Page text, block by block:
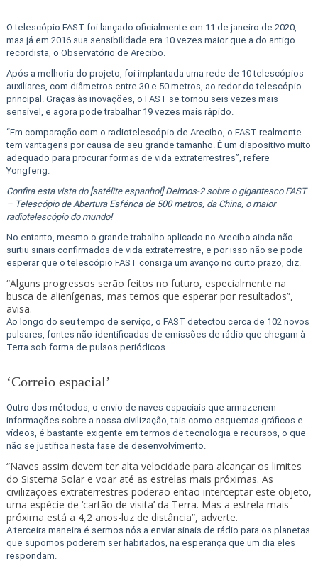
O telescópio FAST foi lançado oficialmente em 11 de janeiro de 2020,
mas já em 2016 sua sensibilidade era 10 vezes maior que a do antigo
recordista, o Observatório de Arecibo.
Após a melhoria do projeto, foi implantada uma rede de 10 telescópios
auxiliares, com diâmetros entre 30 e 50 metros, ao redor do telescópio
principal. Graças às inovações, o FAST se tornou seis vezes mais
sensível, e agora pode trabalhar 19 vezes mais rápido.
“Em comparação com o radiotelescópio de Arecibo, o FAST realmente
tem vantagens por causa de seu grande tamanho. É um dispositivo muito
adequado para procurar formas de vida extraterrestres”, refere
Yongfeng.
Confira esta vista do [satélite espanhol] Deimos-2 sobre o gigantesco FAST
– Telescópio de Abertura Esférica de 500 metros, da China, o maior
radiotelescópio do mundo!
No entanto, mesmo o grande trabalho aplicado no Arecibo ainda não
surtiu sinais confirmados de vida extraterrestre, e por isso não se pode
esperar que o telescópio FAST consiga um avanço no curto prazo, diz.
“Alguns progressos serão feitos no futuro, especialmente na
busca de alienígenas, mas temos que esperar por resultados”,
avisa.
Ao longo do seu tempo de serviço, o FAST detectou cerca de 102 novos
pulsares, fontes não-identificadas de emissões de rádio que chegam à
Terra sob forma de pulsos periódicos.
‘Correio espacial’
Outro dos métodos, o envio de naves espaciais que armazenem
informações sobre a nossa civilização, tais como esquemas gráficos e
vídeos, é bastante exigente em termos de tecnologia e recursos, o que
não se justifica nesta fase de desenvolvimento.
“Naves assim devem ter alta velocidade para alcançar os limites
do Sistema Solar e voar até as estrelas mais próximas. As
civilizações extraterrestres poderão então interceptar este objeto,
uma espécie de ‘cartão de visita’ da Terra. Mas a estrela mais
próxima está a 4,2 anos-luz de distância”, adverte.
A terceira maneira é sermos nós a enviar sinais de rádio para os planetas
que supomos poderem ser habitados, na esperança que um dia eles
respondam.